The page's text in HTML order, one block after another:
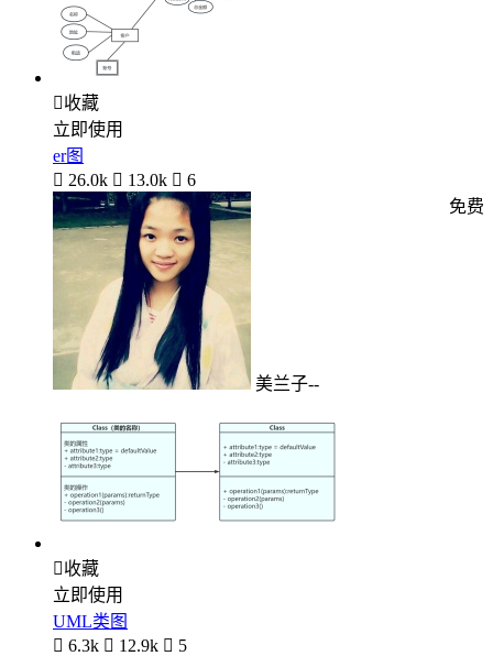
收藏
立即使用
er图
 26.0k  13.0k  6
美兰子--
免费
收藏
立即使用
UML类图
 6.3k  12.9k  5